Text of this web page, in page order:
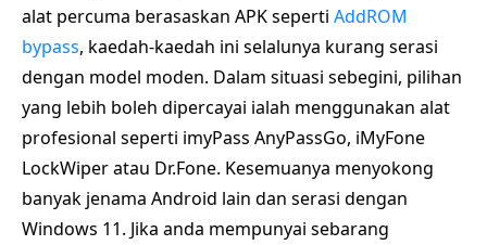
alat percuma berasaskan APK seperti AddROM
bypass, kaedah-kaedah ini selalunya kurang serasi
dengan model moden. Dalam situasi sebegini, pilihan
yang lebih boleh dipercayai ialah menggunakan alat
profesional seperti imyPass AnyPassGo, iMyFone
LockWiper atau Dr.Fone. Kesemuanya menyokong
banyak jenama Android lain dan serasi dengan
Windows 11. Jika anda mempunyai sebarang